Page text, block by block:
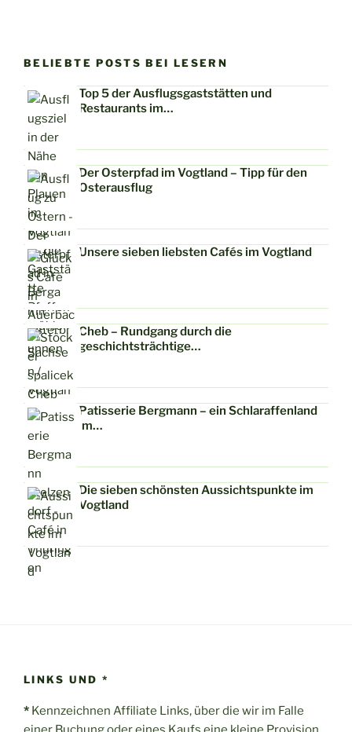
BELIEBTE POSTS BEI LESERN
Top 5 der Ausflugsgaststätten und
Restaurants im…
Der Osterpfad im Vogtland – Tipp für den
Osterausflug
Unsere sieben liebsten Cafés im Vogtland
Cheb – Rundgang durch die
geschichtsträchtige…
Patisserie Bergmann – ein Schlaraffenland
im…
Die sieben schönsten Aussichtspunkte im
Vogtland
LINKS UND *
* Kennzeichnen Affiliate Links, über die wir im Falle